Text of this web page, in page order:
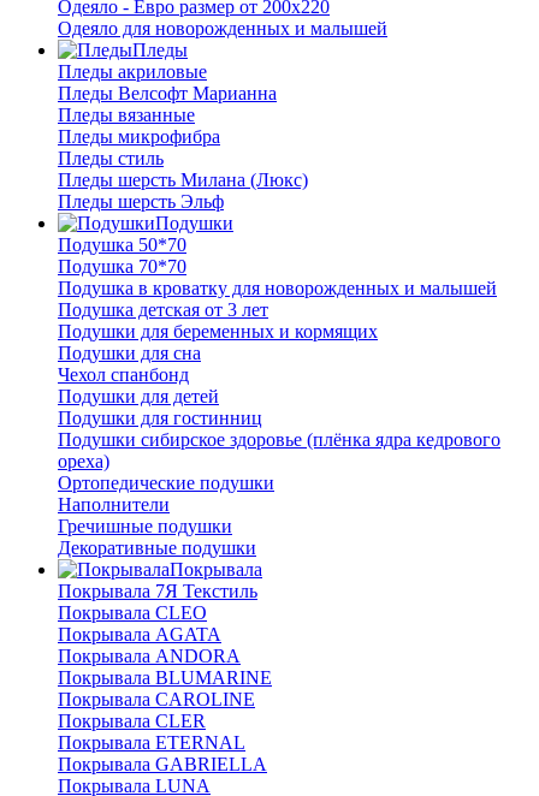
Одеяло - Евро размер от 200х220
Одеяло для новорожденных и малышей
Пледы
Пледы акриловые
Пледы Велсофт Марианна
Пледы вязанные
Пледы микрофибра
Пледы стиль
Пледы шерсть Милана (Люкс)
Пледы шерсть Эльф
Подушки
Подушка 50*70
Подушка 70*70
Подушка в кроватку для новорожденных и малышей
Подушка детская от 3 лет
Подушки для беременных и кормящих
Подушки для сна
Чехол спанбонд
Подушки для детей
Подушки для гостинниц
Подушки сибирское здоровье (плёнка ядра кедрового
ореха)
Ортопедические подушки
Наполнители
Гречишные подушки
Декоративные подушки
Покрывала
Покрывала 7Я Текстиль
Покрывала CLEO
Покрывала AGATA
Покрывала ANDORA
Покрывала BLUMARINE
Покрывала CAROLINE
Покрывала CLER
Покрывала ETERNAL
Покрывала GABRIELLA
Покрывала LUNA